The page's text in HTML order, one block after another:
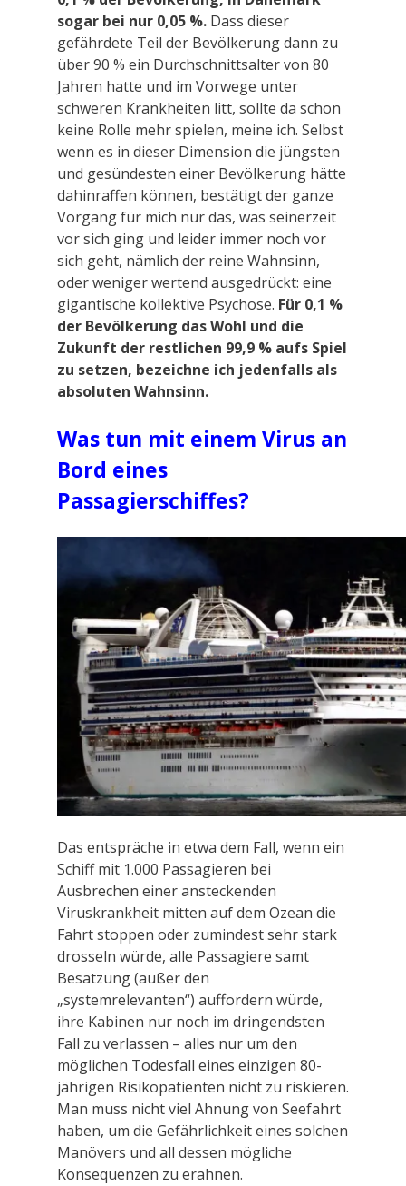
sogar bei nur 0,05 %. Dass dieser
gefährdete Teil der Bevölkerung dann zu
über 90 % ein Durchschnittsalter von 80
Jahren hatte und im Vorwege unter
schweren Krankheiten litt, sollte da schon
keine Rolle mehr spielen, meine ich. Selbst
wenn es in dieser Dimension die jüngsten
und gesündesten einer Bevölkerung hätte
dahinraffen können, bestätigt der ganze
Vorgang für mich nur das, was seinerzeit
vor sich ging und leider immer noch vor
sich geht, nämlich der reine Wahnsinn,
oder weniger wertend ausgedrückt: eine
gigantische kollektive Psychose. Für 0,1 %
der Bevölkerung das Wohl und die
Zukunft der restlichen 99,9 % aufs Spiel
zu setzen, bezeichne ich jedenfalls als
absoluten Wahnsinn.
Was tun mit einem Virus an
Bord eines
Passagierschiffes?
Das entspräche in etwa dem Fall, wenn ein
Schiff mit 1.000 Passagieren bei
Ausbrechen einer ansteckenden
Viruskrankheit mitten auf dem Ozean die
Fahrt stoppen oder zumindest sehr stark
drosseln würde, alle Passagiere samt
Besatzung (außer den
„systemrelevanten“) auffordern würde,
ihre Kabinen nur noch im dringendsten
Fall zu verlassen – alles nur um den
möglichen Todesfall eines einzigen 80-
jährigen Risikopatienten nicht zu riskieren.
Man muss nicht viel Ahnung von Seefahrt
haben, um die Gefährlichkeit eines solchen
Manövers und all dessen mögliche
Konsequenzen zu erahnen.